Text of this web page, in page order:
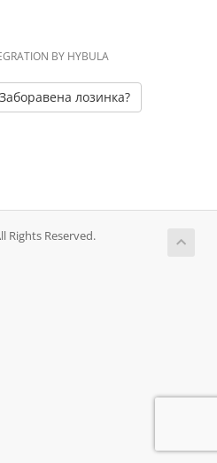
BY HYBULA
Заборавена лозинка?
Rights Reserved.